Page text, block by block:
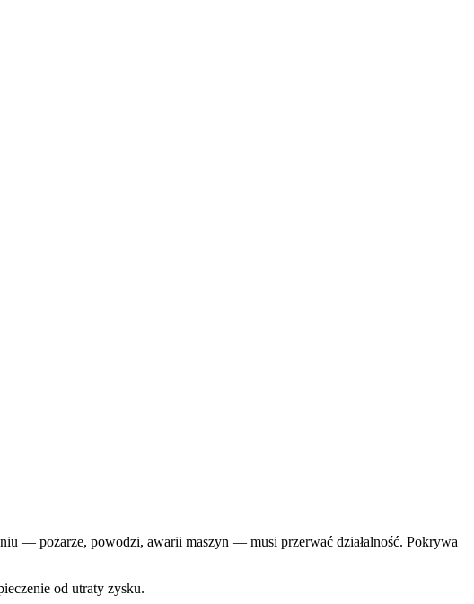
— pożarze, powodzi, awarii maszyn — musi przerwać działalność. Pokrywa
od utraty zysku.